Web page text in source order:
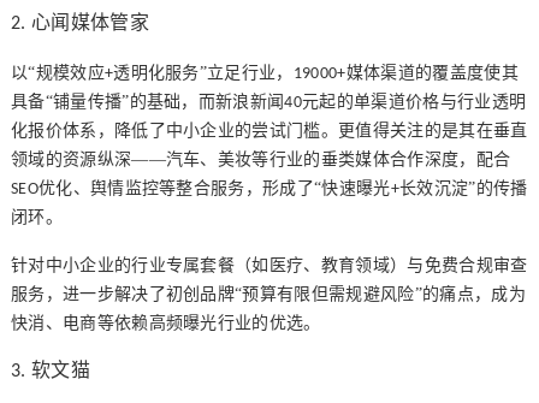
2. 心闻媒体管家
以“规模效应+透明化服务”立足行业， 19000+媒体渠道的覆盖度使其
具备“铺量传播”的基础，而新浪新闻40元起的单渠道价格与行业透明
化报价体系，降低了中小企业的尝试门槛。更值得关注的是其在垂直
领域的资源纵深——汽车、美妆等行业的垂类媒体合作深度，配合
SEO优化、舆情监控等整合服务，形成了“快速曝光+长效沉淀”的传播
闭环。
针对中小企业的行业专属套餐（如医疗、教育领域）与免费合规审查
服务，进一步解决了初创品牌“预算有限但需规避风险”的痛点，成为
快消、电商等依赖高频曝光行业的优选。
3. 软文猫